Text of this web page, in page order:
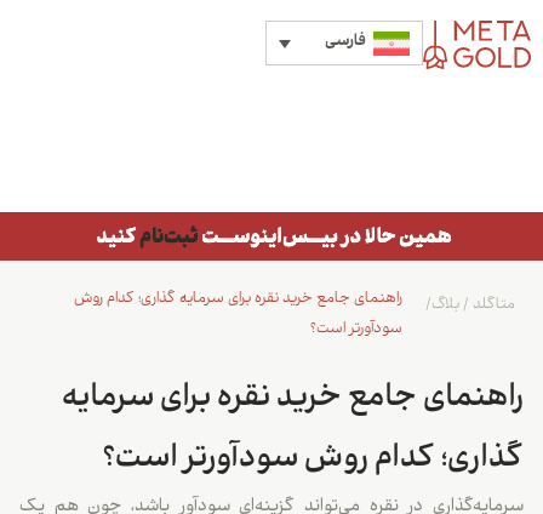
فارسی
راهنمای جامع خرید نقره برای سرمایه گذاری؛ کدام روش
سودآورتر است؟
متاگلد /بلاگ/
راهنمای جامع خرید نقره برای سرمایه
گذاری؛ کدام روش سودآورتر است؟
سرمایه‌گذاری در نقره می‌تواند گزینه‌ای سودآور باشد، چون هم یک